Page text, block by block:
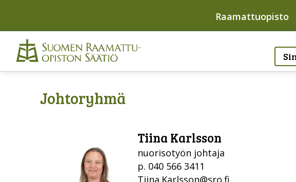
Raamattuopisto
Johtoryhmä
Tiina Karlsson
nuorisotyön johtaja
p. 040 566 3411
Tiina.Karlsson@sro.fi